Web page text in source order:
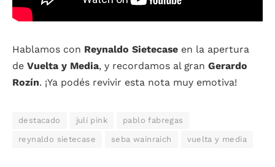
Hablamos con Reynaldo Sietecase en la apertura
de Vuelta y Media, y recordamos al gran Gerardo
Rozín. ¡Ya podés revivir esta nota muy emotiva!
destacado juli pink pablo fabregas
reynaldo sietecase seba wainraich vuelta y media